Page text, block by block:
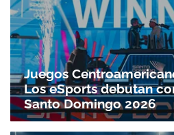
Juegos
Los eSports debutan
Santo Domingo 2026